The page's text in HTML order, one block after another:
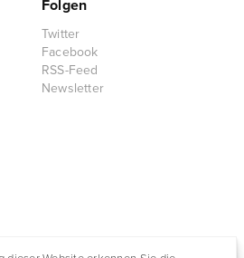
Folgen
Twitter
Facebook
RSS-Feed
Newsletter